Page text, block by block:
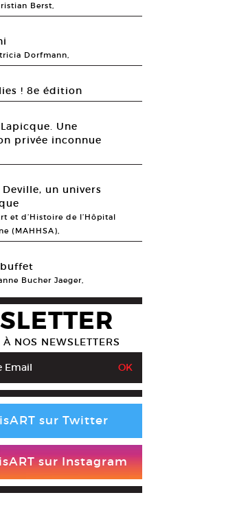
Berst,
Dorfmann,
! 8e édition
Une
privée inconnue
un univers
et d’Histoire de l’Hôpital
(MAHHSA),
Bucher Jaeger,
À NOS NEWSLETTERS
sur Twitter
sur Instagram